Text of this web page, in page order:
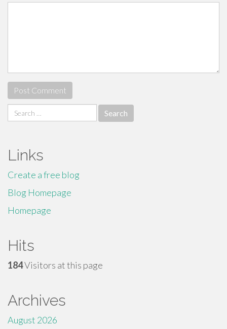
Search
for:
Links
Create a free blog
Blog Homepage
Homepage
Hits
184Visitors at this page
Archives
August 2026